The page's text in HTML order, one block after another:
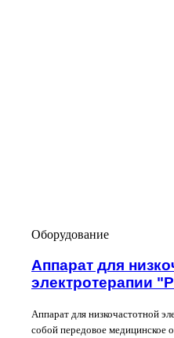
Оборудование
Аппарат для
электротерапии
Аппарат для низкочастотной
собой передовое медицинское